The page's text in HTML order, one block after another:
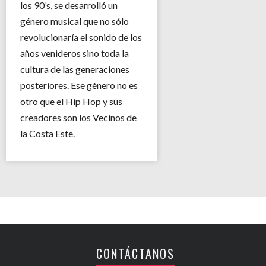
los 90’s, se desarrolló un
género musical que no sólo
revolucionaría el sonido de los
años venideros sino toda la
cultura de las generaciones
posteriores. Ese género no es
otro que el Hip Hop y sus
creadores son los Vecinos de
la Costa Este.
CONTÁCTANOS